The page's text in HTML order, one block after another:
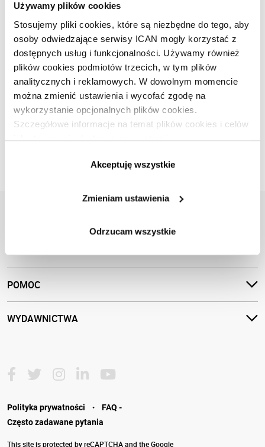
Używamy plików cookies
Stosujemy pliki cookies, które są niezbędne do tego, aby
osoby odwiedzające serwisy ICAN mogły korzystać z
dostępnych usług i funkcjonalności. Używamy również
plików cookies podmiotów trzecich, w tym plików
analitycznych i reklamowych. W dowolnym momencie
można zmienić ustawienia i wycofać zgodę na
wykorzystanie opcjonalnych plików cookies.
Szczegółowe informacje na temat plików cookies i celów
ich stosowania dostępne są na stronie
Akceptuję wszystkie
Zmieniam ustawienia
Odrzucam wszystkie
W poszukiwaniu wygrywającej
strategii
PREMIUM STRATEGIA·PLANOWANIE STRATEGICZNE
Grzegorz Esz, Janusz Filipiak, Leszek Czarnecki, Marek Karwan, Marek
Roleski, Mariusz Karpiński, Piotr Nesterowicz, Robert Lubański
Tomasz Sielicki
, Witold B. Jankowski , Władysław Szwoch
PL , Wojciech Mądalski , Zofia Dzik
Redakcja HBRP poprosiła wybranych liderów firm
doświadczeniami i refleksjami na temat ich strategii
POMOC
WYDAWNICTWA
Polityka prywatności ·
FAQ -
Często zadawane pytania
This site is protected by reCAPTCHA and the Google